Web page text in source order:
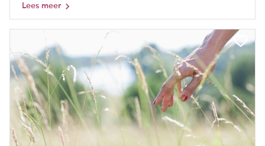
Lees meer